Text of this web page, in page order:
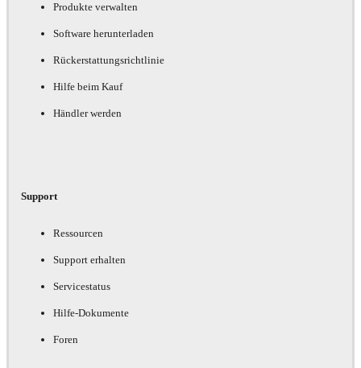
Produkte verwalten
Software herunterladen
Rückerstattungsrichtlinie
Hilfe beim Kauf
Händler werden
Support
Ressourcen
Support erhalten
Servicestatus
Hilfe-Dokumente
Foren